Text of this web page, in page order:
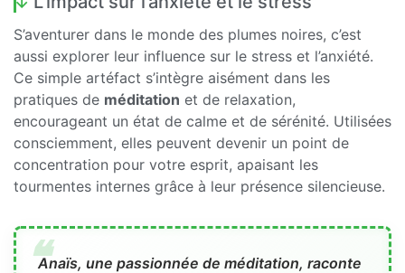
S’aventurer dans le monde des plumes noires, c’est
aussi explorer leur influence sur le stress et l’anxiété.
Ce simple artéfact s’intègre aisément dans les
pratiques de méditation et de relaxation,
encourageant un état de calme et de sérénité. Utilisées
consciemment, elles peuvent devenir un point de
concentration pour votre esprit, apaisant les
tourmentes internes grâce à leur présence silencieuse.
Anaïs, une passionnée de méditation, raconte